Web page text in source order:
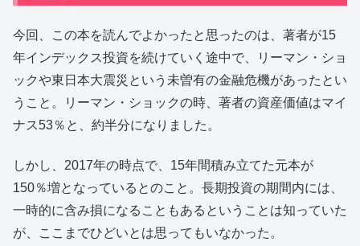
今回、この本を読んでよかったと思ったのは、著者が15
年インデックス投資を続けていく途中で、リーマン・ショ
ックや東日本大震災という未曽有の金融危機があったとい
うこと。リーマン・ショックの時、著者の資産価値はマイ
ナス53％と、約半分になりました。
しかし、2017年の時点で、15年間積み立てた元本が
150％増となっているとのこと。長期投資の期間内には、
一時的に含み損になることもあるということは知っていた
が、ここまでひどいとは思ってもいなかった。